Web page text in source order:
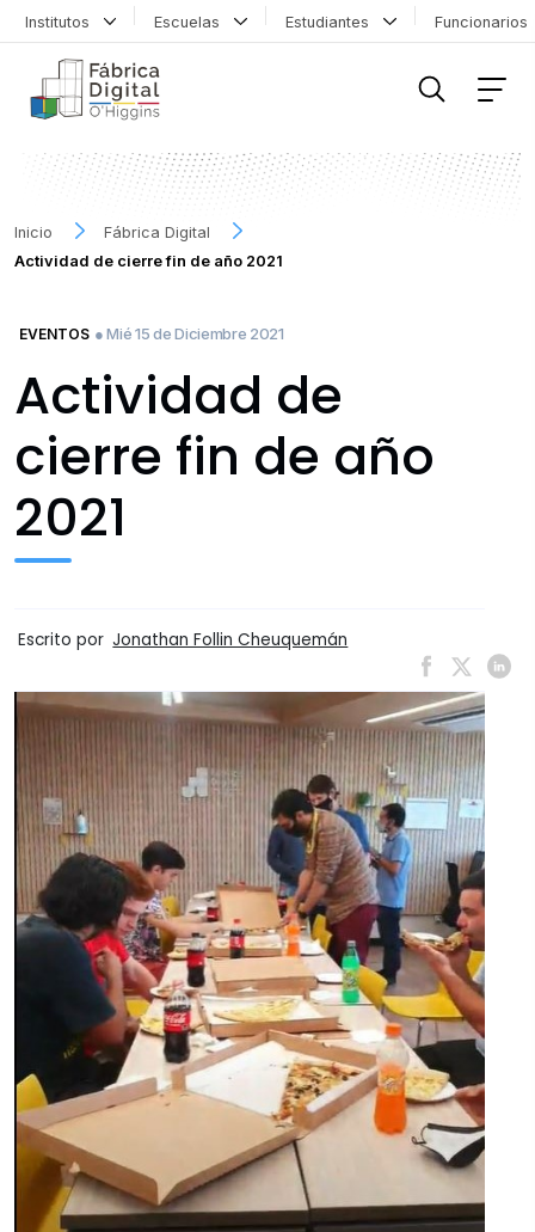
Institutos Escuelas Estudiantes
Inicio
Fábrica Digital
Actividad de cierre fin de año 2021
EVENTOS ● Mié 15 de Diciembre 2021
Actividad de
cierre fin de año
2021
Escrito por Jonathan Follin Cheuquemán